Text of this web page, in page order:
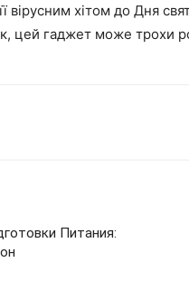
вірусним хітом до Дня
цей гаджет може трохи
Питания: